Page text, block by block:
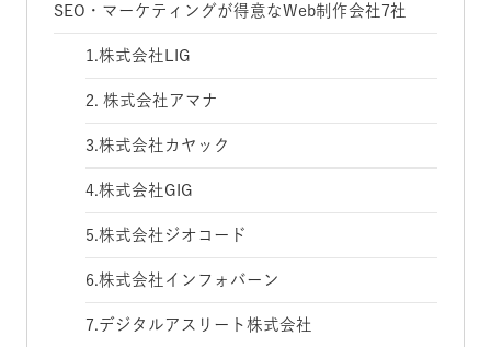
SEO・マーケティングが得意なWeb制作会社7社
1.株式会社LIG
2. 株式会社アマナ
3.株式会社カヤック
4.株式会社GIG
5.株式会社ジオコード
6.株式会社インフォバーン
7.デジタルアスリート株式会社